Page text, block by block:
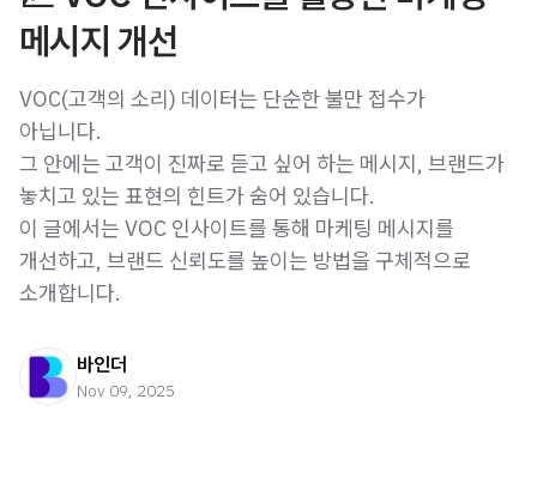
메시지 개선
VOC(고객의 소리) 데이터는 단순한 불만 접수가
아닙니다.
그 안에는 고객이 진짜로 듣고 싶어 하는 메시지, 브랜드가
놓치고 있는 표현의 힌트가 숨어 있습니다.
이 글에서는 VOC 인사이트를 통해 마케팅 메시지를
개선하고, 브랜드 신뢰도를 높이는 방법을 구체적으로
소개합니다.
바인더
Nov 09, 2025